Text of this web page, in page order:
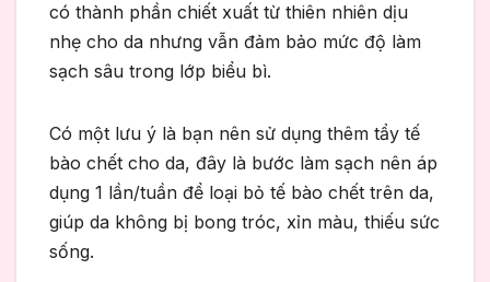
có thành phần chiết xuất từ thiên nhiên dịu
nhẹ cho da nhưng vẫn đảm bảo mức độ làm
sạch sâu trong lớp biểu bì.
Có một lưu ý là bạn nên sử dụng thêm tẩy tế
bào chết cho da, đây là bước làm sạch nên áp
dụng 1 lần/tuần để loại bỏ tế bào chết trên da,
giúp da không bị bong tróc, xỉn màu, thiếu sức
sống.